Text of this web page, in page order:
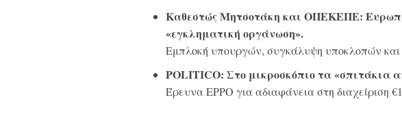
Καθεστώς Μητσοτάκη και ΟΠΕΚΕΠΕ:
«εγκληματική οργάνωση».
Εμπλοκή υπουργών, συγκάλυψη υποκλοπών
POLITICO: Στο μικροσκόπιο τα «σπιτάκια
Έρευνα EPPO για αδιαφάνεια στη διαχείριση